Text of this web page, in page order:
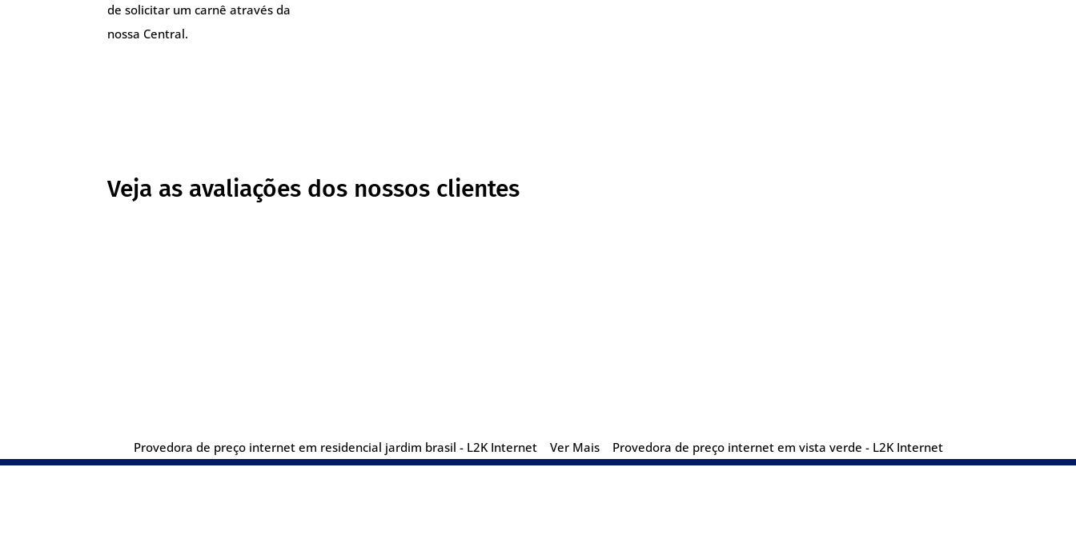
de solicitar um carnê através da
nossa Central.
Veja as avaliações dos nossos clientes
Provedora de preço internet em residencial jardim brasil - L2K Internet Ver Mais Provedora de preço internet em vista verde - L2K Internet